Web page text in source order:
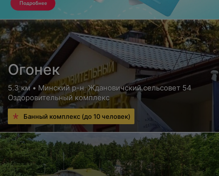
Огонек
5.3 км • Минский р-н. Ждановичский сельсовет 54
Оздоровительный комплекс
Банный комплекс (до 10 человек)